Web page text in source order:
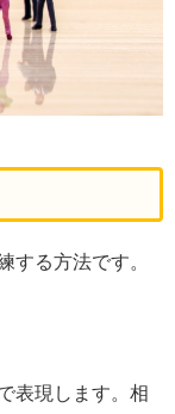
する方法です。
表現します。相